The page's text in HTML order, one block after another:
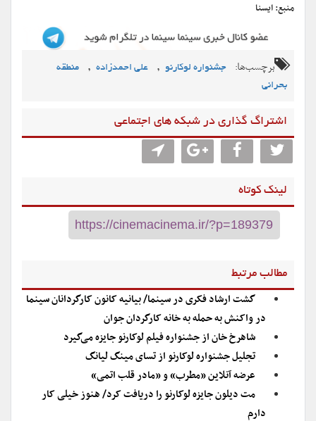
منبع: ایسنا
برچسب‌ها: جشنواره لوکارنو , علی احمدزاده ,
منطقه
بحرانی
اشتراگ گذاری در شبکه های اجتماعی
لینک کوتاه
مطالب مرتبط
گشت ارشاد فکری در سینما/ بیانیه کانون کارگردانان سینما
در واکنش به حمله به خانه کارگردان جوان
شاهرخ خان از جشنواره فیلم لوکارنو جایزه می‌گیرد
تجلیل جشنواره لوکارنو از تسای مینگ لیانگ
عرضه آنلاین «مطرب» و «مادر قلب اتمی»
مت دیلون جایزه لوکارنو را دریافت کرد/ هنوز خیلی کار
دارم